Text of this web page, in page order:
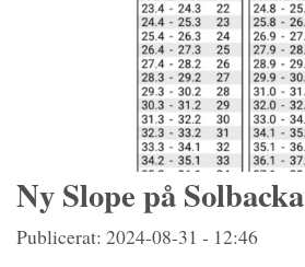
Ny Slope på Solbacka
Publicerat: 2024-08-31 - 12:46